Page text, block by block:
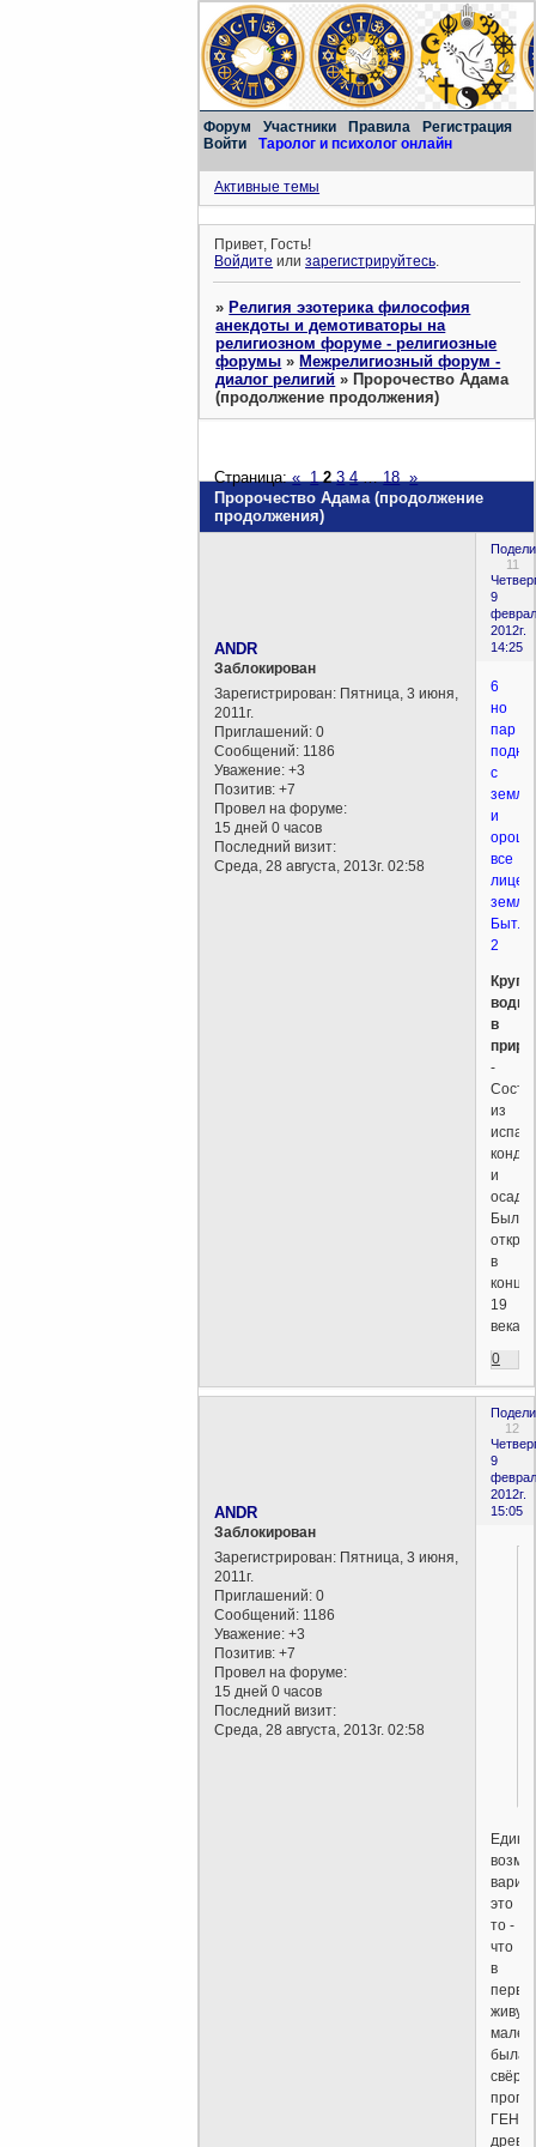
Форум Участники Правила
Регистрация
Войти
Таролог и психолог онлайн
Активные темы
Привет, Гость!
Войдите илизарегистрируйтесь.
»Религия эзотерика философия
анекдоты и демотиваторы на
религиозном форуме - религиозные
форумы »Межрелигиозный форум -
диалог религий »Пророчество Адама
(продолжение продолжения)
Пророчество Адама (продолжение
продолжения)
Страница:« 1 2 3 4 … 18 »
11
9
2012г.
14:25
ANDR
Заблокирован
Зарегистрирован: Пятница, 3 июня,
2011г.
Приглашений: 0
Сообщений: 1186
Уважение: +3
Позитив: +7
Провел на форуме:
15 дней 0 часов
Последний визит:
Среда, 28 августа, 2013г. 02:58
6
но
пар
с
земли
и
все
лице
Быт.
2
воды
в
-
из
и
Был
в
конце
19
века.
0
12
9
2012г.
15:05
ANDR
Заблокирован
Зарегистрирован: Пятница, 3 июня,
2011г.
Приглашений: 0
Сообщений: 1186
Уважение: +3
Позитив: +7
Провел на форуме:
15 дней 0 часов
Последний визит:
Среда, 28 августа, 2013г. 02:58
это
то -
что
в
живую
была
древа